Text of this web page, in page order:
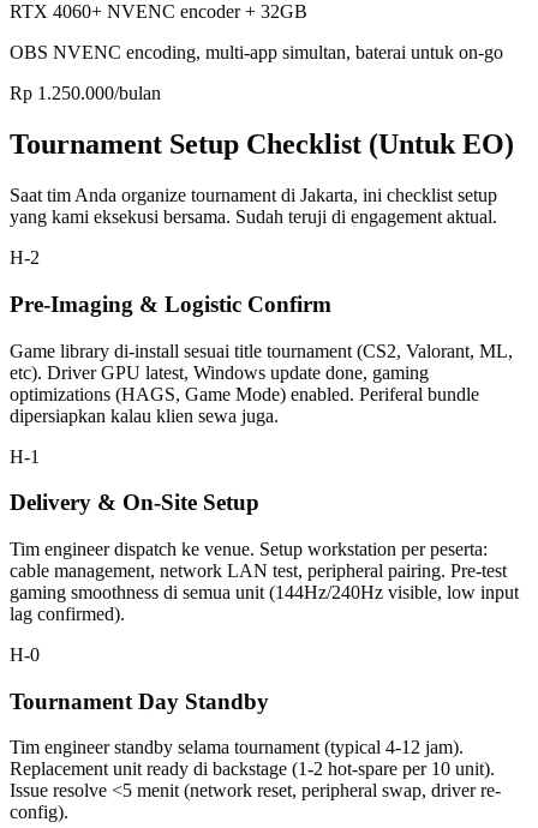
RTX 4060+ NVENC encoder + 32GB
OBS NVENC encoding, multi-app simultan, baterai untuk on-go
Rp 1.250.000/bulan
Tournament Setup Checklist (Untuk EO)
Saat tim Anda organize tournament di Jakarta, ini checklist setup
yang kami eksekusi bersama. Sudah teruji di engagement aktual.
H-2
Pre-Imaging & Logistic Confirm
Game library di-install sesuai title tournament (CS2, Valorant, ML,
etc). Driver GPU latest, Windows update done, gaming
optimizations (HAGS, Game Mode) enabled. Periferal bundle
dipersiapkan kalau klien sewa juga.
H-1
Delivery & On-Site Setup
Tim engineer dispatch ke venue. Setup workstation per peserta:
cable management, network LAN test, peripheral pairing. Pre-test
gaming smoothness di semua unit (144Hz/240Hz visible, low input
lag confirmed).
H-0
Tournament Day Standby
Tim engineer standby selama tournament (typical 4-12 jam).
Replacement unit ready di backstage (1-2 hot-spare per 10 unit).
Issue resolve <5 menit (network reset, peripheral swap, driver re-
config).